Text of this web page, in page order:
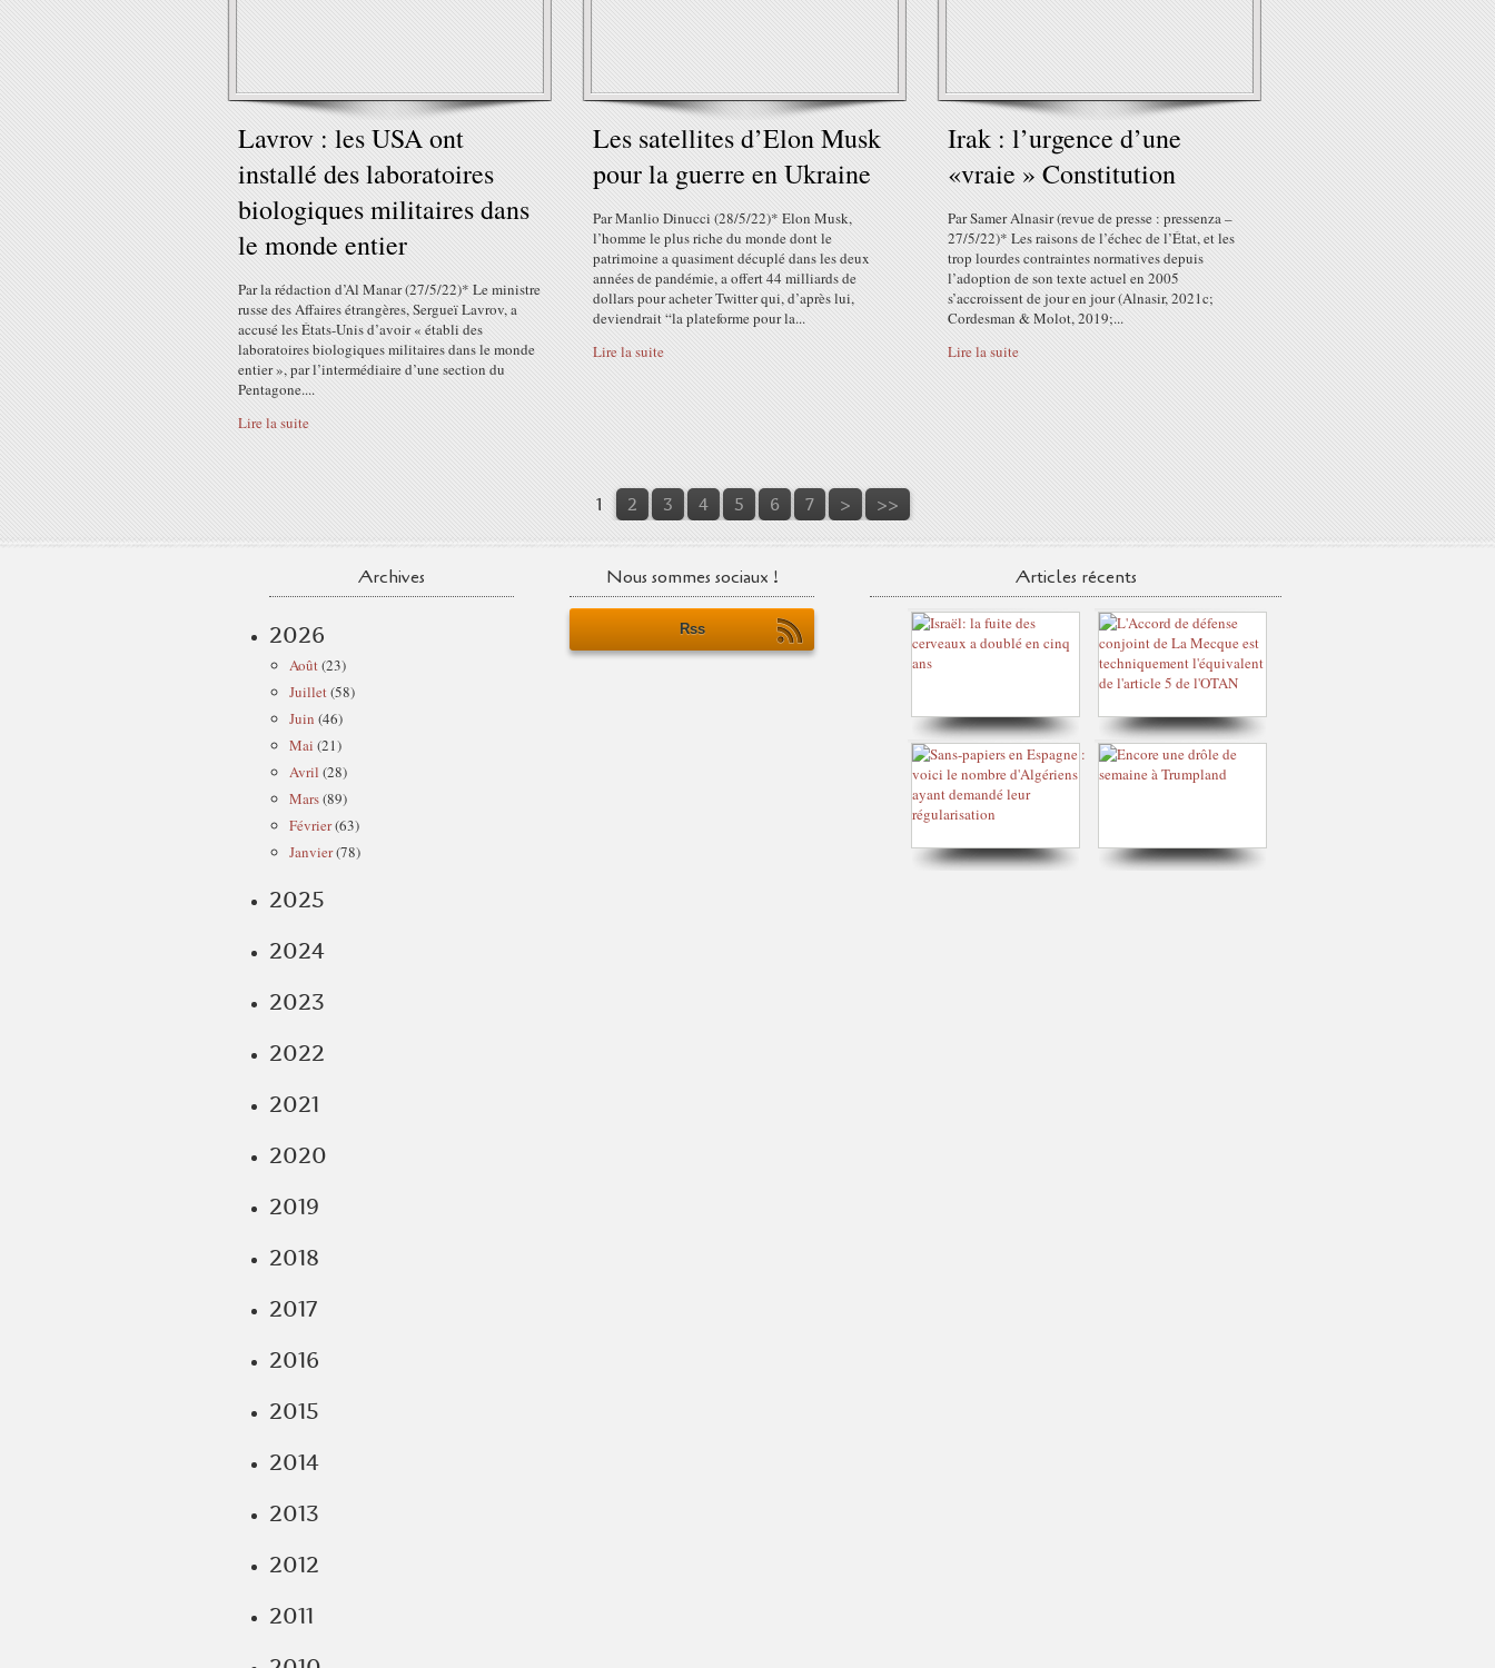
Lavrov : les USA ont
installé des laboratoires
biologiques militaires dans
le monde entier
Par la rédaction d’Al Manar (27/5/22)* Le ministre
russe des Affaires étrangères, Sergueï Lavrov, a
accusé les États-Unis d’avoir « établi des
laboratoires biologiques militaires dans le monde
entier », par l’intermédiaire d’une section du
Pentagone....
Lire la suite
Les satellites d’Elon Musk
pour la guerre en Ukraine
Par Manlio Dinucci (28/5/22)* Elon Musk,
l’homme le plus riche du monde dont le
patrimoine a quasiment décuplé dans les deux
années de pandémie, a offert 44 milliards de
dollars pour acheter Twitter qui, d’après lui,
deviendrait “la plateforme pour la...
Lire la suite
Irak : l’urgence d’une
«vraie » Constitution
Par Samer Alnasir (revue de presse : pressenza –
27/5/22)* Les raisons de l’échec de l’État, et les
trop lourdes contraintes normatives depuis
l’adoption de son texte actuel en 2005
s’accroissent de jour en jour (Alnasir, 2021c;
Cordesman & Molot, 2019;...
Lire la suite
1 2 3 4 5 6 7 > >>
Archives
2026
Août(23)
Juillet(58)
Juin (46)
Mai (21)
Avril (28)
Mars(89)
Février(63)
Janvier(78)
2025
2024
2023
2022
2021
2020
2019
2018
2017
2016
2015
2014
2013
2012
2011
Nous sommes sociaux !
Rss
Articles récents